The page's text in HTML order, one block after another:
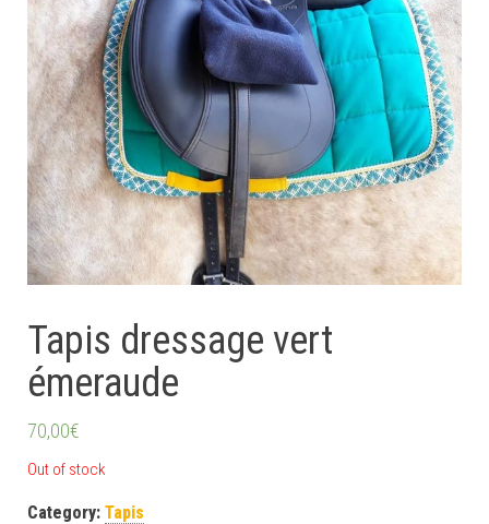
Tapis dressage vert
émeraude
70,00€
Out of stock
Category: Tapis